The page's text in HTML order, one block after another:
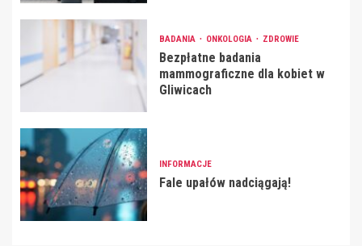
BADANIA ONKOLOGIA ZDROWIE
Bezpłatne badania
mammograficzne dla kobiet w
Gliwicach
INFORMACJE
Fale upałów nadciągają!